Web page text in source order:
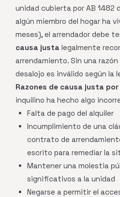
unidad cubierta por AB 1482
algún miembro del hogar ha
meses), el arrendador debe
causa justa legalmente
arrendamiento. Sin una
desalojo es inválido según la
Razones de causa justa
inquilino ha hecho algo
Falta de pago del alquiler
Incumplimiento de una
contrato de
escrito para remediar la
Mantener una molestia
significativos a la unidad
Negarse a permitir el